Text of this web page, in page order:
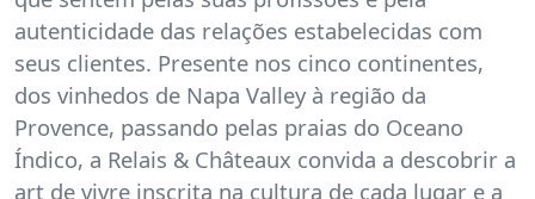
autenticidade das relações estabelecidas com
seus clientes. Presente nos cinco continentes,
dos vinhedos de Napa Valley à região da
Provence, passando pelas praias do Oceano
Índico, a Relais & Châteaux convida a descobrir a
art de vivre inscrita na cultura de cada lugar e a